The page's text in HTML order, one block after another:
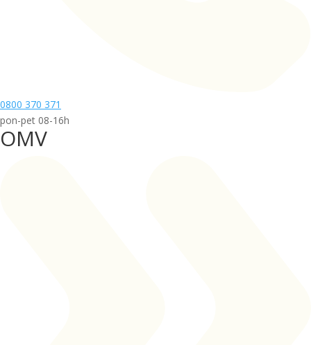
0800 370 371
pon-pet 08-16h
OMV